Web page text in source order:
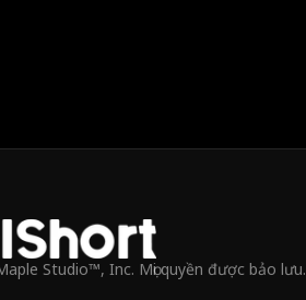
Studio™, Inc. Mọi quyền được bảo lưu.